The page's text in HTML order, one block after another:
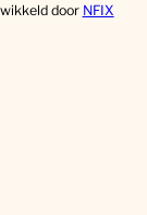
door NFIX